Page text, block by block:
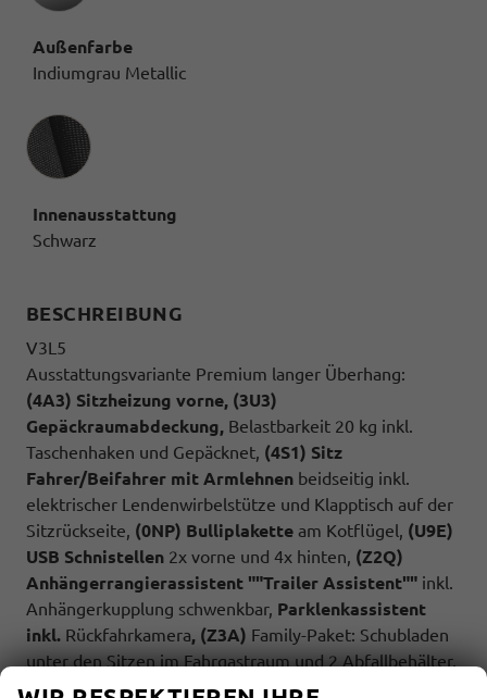
Außenfarbe
Indiumgrau Metallic
Innenausstattung
Innenausstattung
Schwarz
BESCHREIBUNG
V3L5
Ausstattungsvariante Premium langer Überhang:
(4A3) Sitzheizung vorne, (3U3)
Gepäckraumabdeckung, Belastbarkeit 20 kg inkl.
Taschenhaken und Gepäcknet, (4S1) Sitz
Fahrer/Beifahrer mit Armlehnen beidseitig inkl.
elektrischer Lendenwirbelstütze und Klapptisch auf der
Sitzrückseite, (0NP) Bulliplakette am Kotflügel, (U9E)
USB Schnistellen 2x vorne und 4x hinten, (Z2Q)
Anhängerrangierassistent ""Trailer Assistent"" inkl.
Anhängerkupplung schwenkbar, Parklenkassistent
inkl. Rückfahrkamera, (Z3A) Family-Paket: Schubladen
unter den Sitzen im Fahrgastraum und 2 Abfallbehälter,
Multifunktionstisch/Mittelkonsole, Schiebefenster